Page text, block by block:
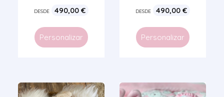
DESDE 490,00 €
Personalizar
DESDE 490,00€
Personalizar